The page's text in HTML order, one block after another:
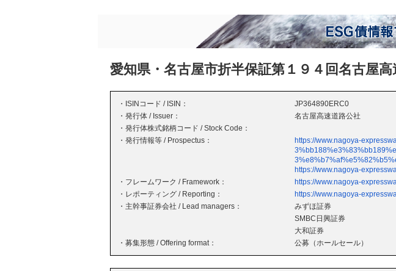
愛知県・名古屋市折半保証第１９４回名古屋
・ISINコード / ISIN： JP364890ERC0
・発行体 / Issuer：
名古屋高速道路公社
・発行体株式銘柄コード / Stock Code：
・発行情報等 / Prospectus：
https://www.nagoya-
https://www.nagoya-
・フレームワーク / Framework：
https://www.nagoya-
・レポーティング / Reporting：
https://www.nagoya-
・主幹事証券会社 / Lead managers：
みずほ証券
SMBC日興証券
大和証券
・募集形態 / Offering format：
公募（ホールセール）